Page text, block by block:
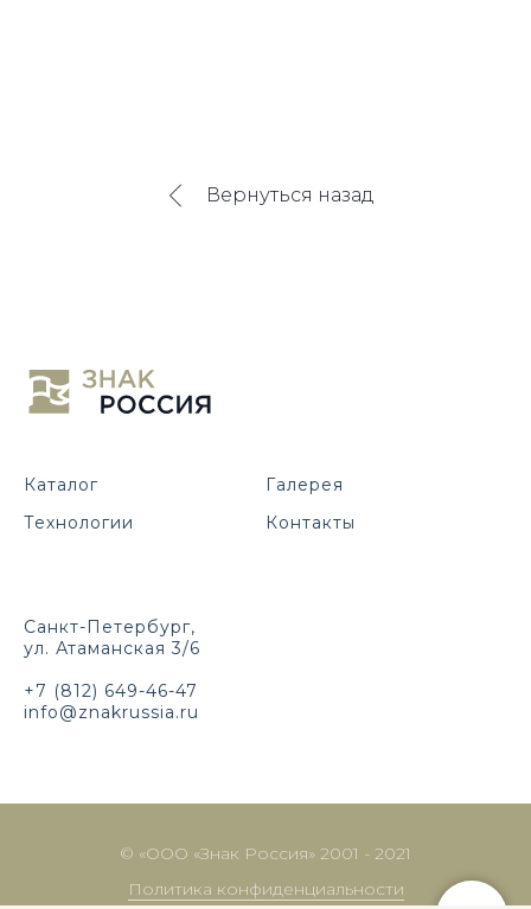
Вернуться назад
Каталог
Технологии
Галерея
Контакты
Санкт-Петербург,
ул. Атаманская 3/6
+7 (812) 649-46-47
info@znakrussia.ru
© «ООО «Знак Россия» 2001 - 2021
Политика конфиденциальности